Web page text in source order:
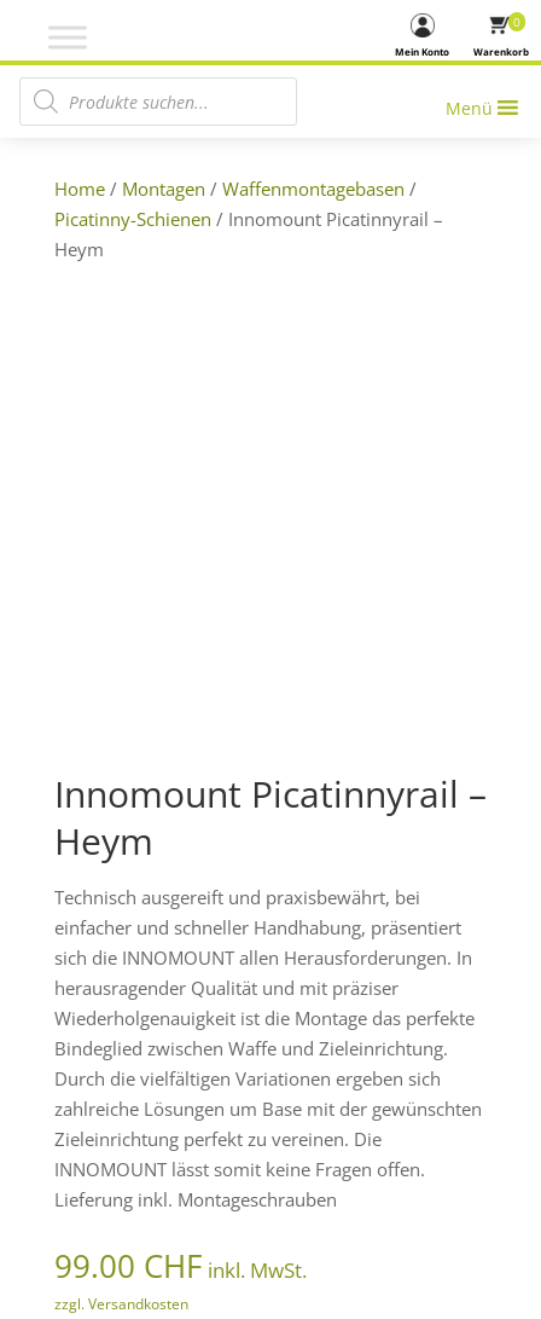
Warenkorb
0
Mein Konto
Products search
Menü
Home/ Montagen / Waffenmontagebasen /
Picatinny-Schienen / Innomount Picatinnyrail –
Heym
Innomount Picatinnyrail –
Heym
Technisch ausgereift und praxisbewährt, bei
einfacher und schneller Handhabung, präsentiert
sich die INNOMOUNT allen Herausforderungen. In
herausragender Qualität und mit präziser
Wiederholgenauigkeit ist die Montage das perfekte
Bindeglied zwischen Waffe und Zieleinrichtung.
Durch die vielfältigen Variationen ergeben sich
zahlreiche Lösungen um Base mit der gewünschten
Zieleinrichtung perfekt zu vereinen. Die
INNOMOUNT lässt somit keine Fragen offen.
Lieferung inkl. Montageschrauben
99.00 CHF inkl. MwSt.
zzgl. Versandkosten